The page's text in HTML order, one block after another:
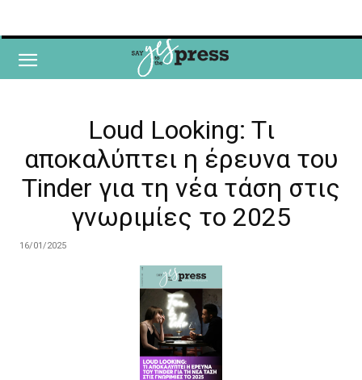
Loud Looking: Tι
αποκαλύπτει η έρευνα του
Tinder για τη νέα τάση στις
γνωριμίες το 2025
16/01/2025